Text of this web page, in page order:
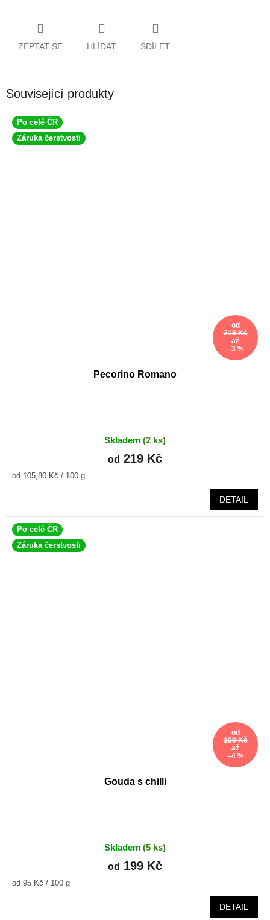
ZEPTAT SE HLÍDAT SDÍLET
Související produkty
Po celé ČR
Záruka čerstvosti
od
219 Kč
až
–3 %
Pecorino Romano
Skladem (2 ks)
od 219 Kč
Měrná
od 105,80 Kč / 100 g
DETAIL
Po celé ČR
Záruka čerstvosti
od
199 Kč
až
–4 %
Gouda s chilli
Skladem (5 ks)
od 199 Kč
Měrná
od 95 Kč / 100 g
DETAIL